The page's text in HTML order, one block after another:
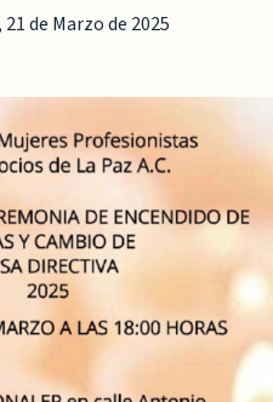
de Marzo de 2025